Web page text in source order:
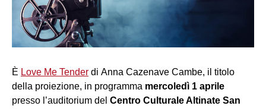
È Love Me Tender di Anna Cazenave Cambe, il titolo
della proiezione, in programma mercoledì 1 aprile
presso l’auditorium del Centro Culturale Altinate San